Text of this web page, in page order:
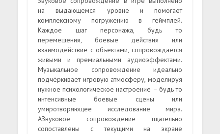
на выдающемся уровне и помогает
комплексному погружению в геймплей.
Каждое шаг персонажа, будь то
перемещения, боевые действия или
взаимодействие с объектами, сопровождается
живыми и премиальными аудиоэффектами.
Музыкальное сопровождение идеально
подчёркивает игровую атмосферу, моделируя
нужное психологическое настроение – будь то
интенсивные боевые сцены или
умиротворяющее исследование мира.
АЗвуковое сопровождение тщательно
сопоставлены с текущими на экране